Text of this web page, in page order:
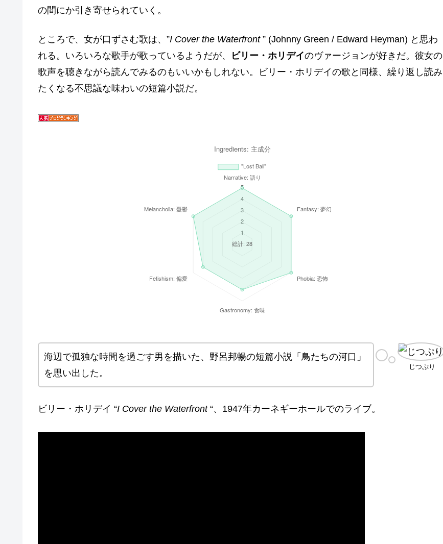
の間にか引き寄せられていく。
ところで、女が口ずさむ歌は、”I Cover the Waterfront” (Johnny Green / Edward Heyman) と思わ
れる。いろいろな歌手が歌っているようだが、
ビリー・ホリデイのヴァージョンが好きだ。彼女の
歌声を聴きながら読んでみるのもいいかもしれない。ビリー・ホリデイの歌と同様、繰り返し読み
たくなる不思議な味わいの短篇小説だ。
じつぷり
海辺で孤独な時間を過ごす男を描いた、野呂邦暢の短篇小説「鳥たちの河口」
を思い出した。
ビリー・ホリデイ “I Cover the Waterfront“、1947年カーネギーホールでのライブ。